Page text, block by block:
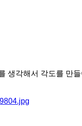
생각해서 각도를 만